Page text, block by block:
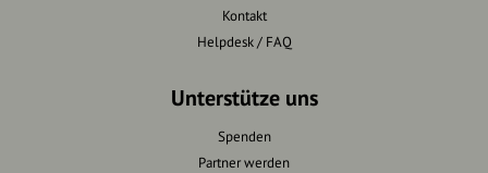
Kontakt
Helpdesk / FAQ
Unterstütze uns
Spenden
Partner werden